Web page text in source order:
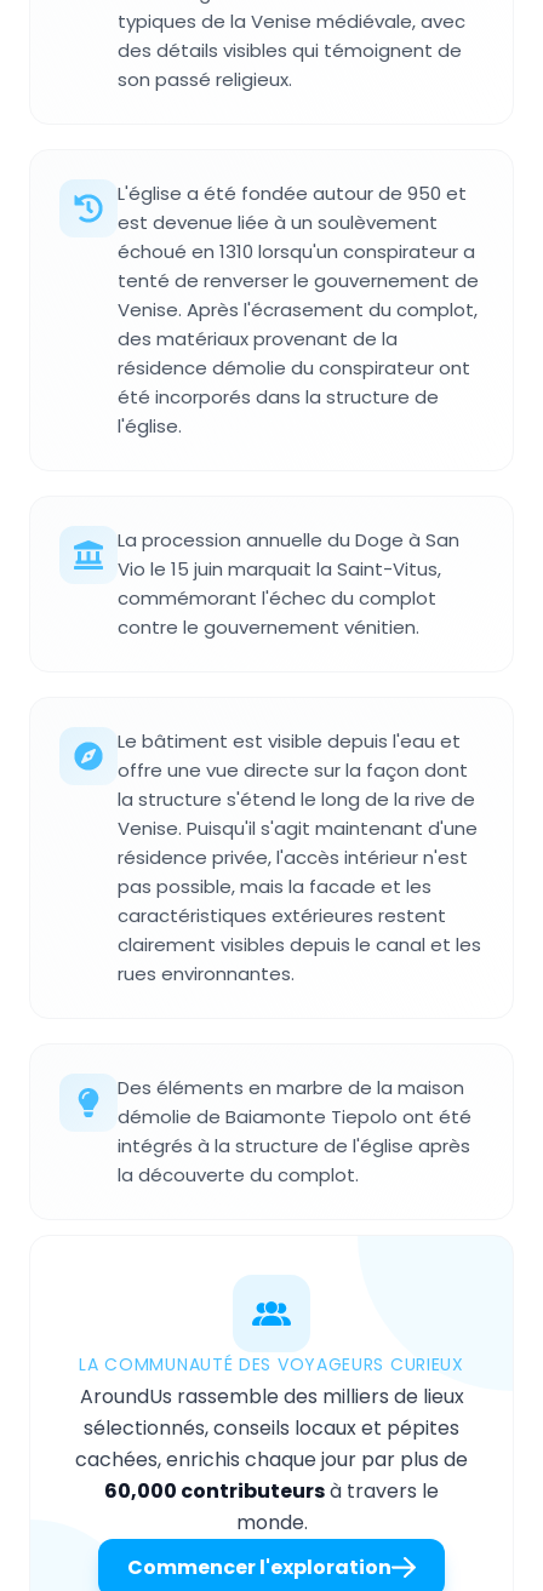
typiques de la Venise médiévale, avec
des détails visibles qui témoignent de
son passé religieux.
L'église a été fondée autour de 950 et
est devenue liée à un soulèvement
échoué en 1310 lorsqu'un conspirateur a
tenté de renverser le gouvernement de
Venise. Après l'écrasement du complot,
des matériaux provenant de la
résidence démolie du conspirateur ont
été incorporés dans la structure de
l'église.
La procession annuelle du Doge à San
Vio le 15 juin marquait la Saint-Vitus,
commémorant l'échec du complot
contre le gouvernement vénitien.
Le bâtiment est visible depuis l'eau et
offre une vue directe sur la façon dont
la structure s'étend le long de la rive de
Venise. Puisqu'il s'agit maintenant d'une
résidence privée, l'accès intérieur n'est
pas possible, mais la facade et les
caractéristiques extérieures restent
clairement visibles depuis le canal et les
rues environnantes.
Des éléments en marbre de la maison
démolie de Baiamonte Tiepolo ont été
intégrés à la structure de l'église après
la découverte du complot.
LA COMMUNAUTÉ DES VOYAGEURS CURIEUX
AroundUs rassemble des milliers de lieux
sélectionnés, conseils locaux et pépites
cachées, enrichis chaque jour par plus de
60,000 contributeursà travers le
monde.
Commencer l'exploration